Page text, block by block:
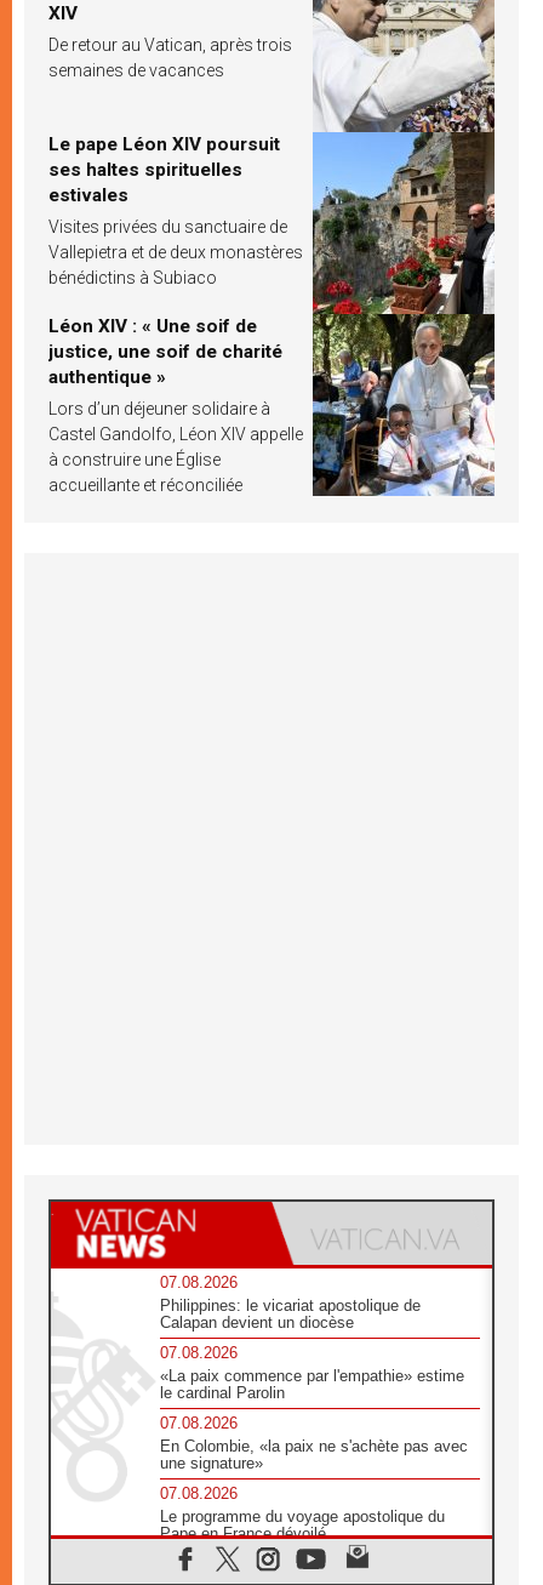
XIV
De retour au Vatican, après trois
semaines de vacances
Le pape Léon XIV poursuit
ses haltes spirituelles
estivales
Visites privées du sanctuaire de
Vallepietra et de deux monastères
bénédictins à Subiaco
Léon XIV : « Une soif de
justice, une soif de charité
authentique »
Lors d’un déjeuner solidaire à
Castel Gandolfo, Léon XIV appelle
à construire une Église
accueillante et réconciliée
07.08.2026
Philippines: le vicariat apostolique de
Calapan devient un diocèse
07.08.2026
«La paix commence par l'empathie» estime
le cardinal Parolin
07.08.2026
En Colombie, «la paix ne s'achète pas avec
une signature»
07.08.2026
Le programme du voyage apostolique du
Pape en France dévoilé
07.08.2026